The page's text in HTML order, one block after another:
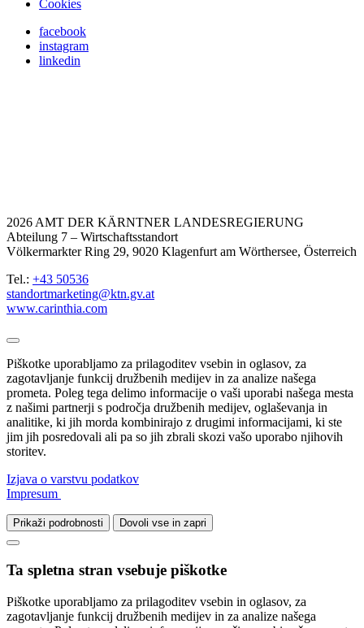
Cookies
facebook
instagram
linkedin
2026 AMT DER KÄRNTNER LANDESREGIERUNG
Abteilung 7 – Wirtschaftsstandort
Völkermarkter Ring 29, 9020 Klagenfurt am Wörthersee, Österreich
Tel.: +43 50536
standortmarketing@ktn.gv.at
www.carinthia.com
Piškotke uporabljamo za prilagoditev vsebin in oglasov, za
zagotavljanje funkcij družbenih medijev in za analize našega
prometa. Poleg tega delimo informacije o vaši uporabi našega mesta
z našimi partnerji s področja družbenih medijev, oglaševanja in
analitike, ki jih morda kombinirajo z drugimi informacijami, ki ste
jim jih posredovali ali pa so jih zbrali skozi vašo uporabo njihovih
storitev.
Izjava o varstvu podatkov
Impresum
Prikaži podrobnosti Dovoli vse in zapri
Ta spletna stran vsebuje piškotke
Piškotke uporabljamo za prilagoditev vsebin in oglasov, za
zagotavljanje funkcij družbenih medijev in za analize našega